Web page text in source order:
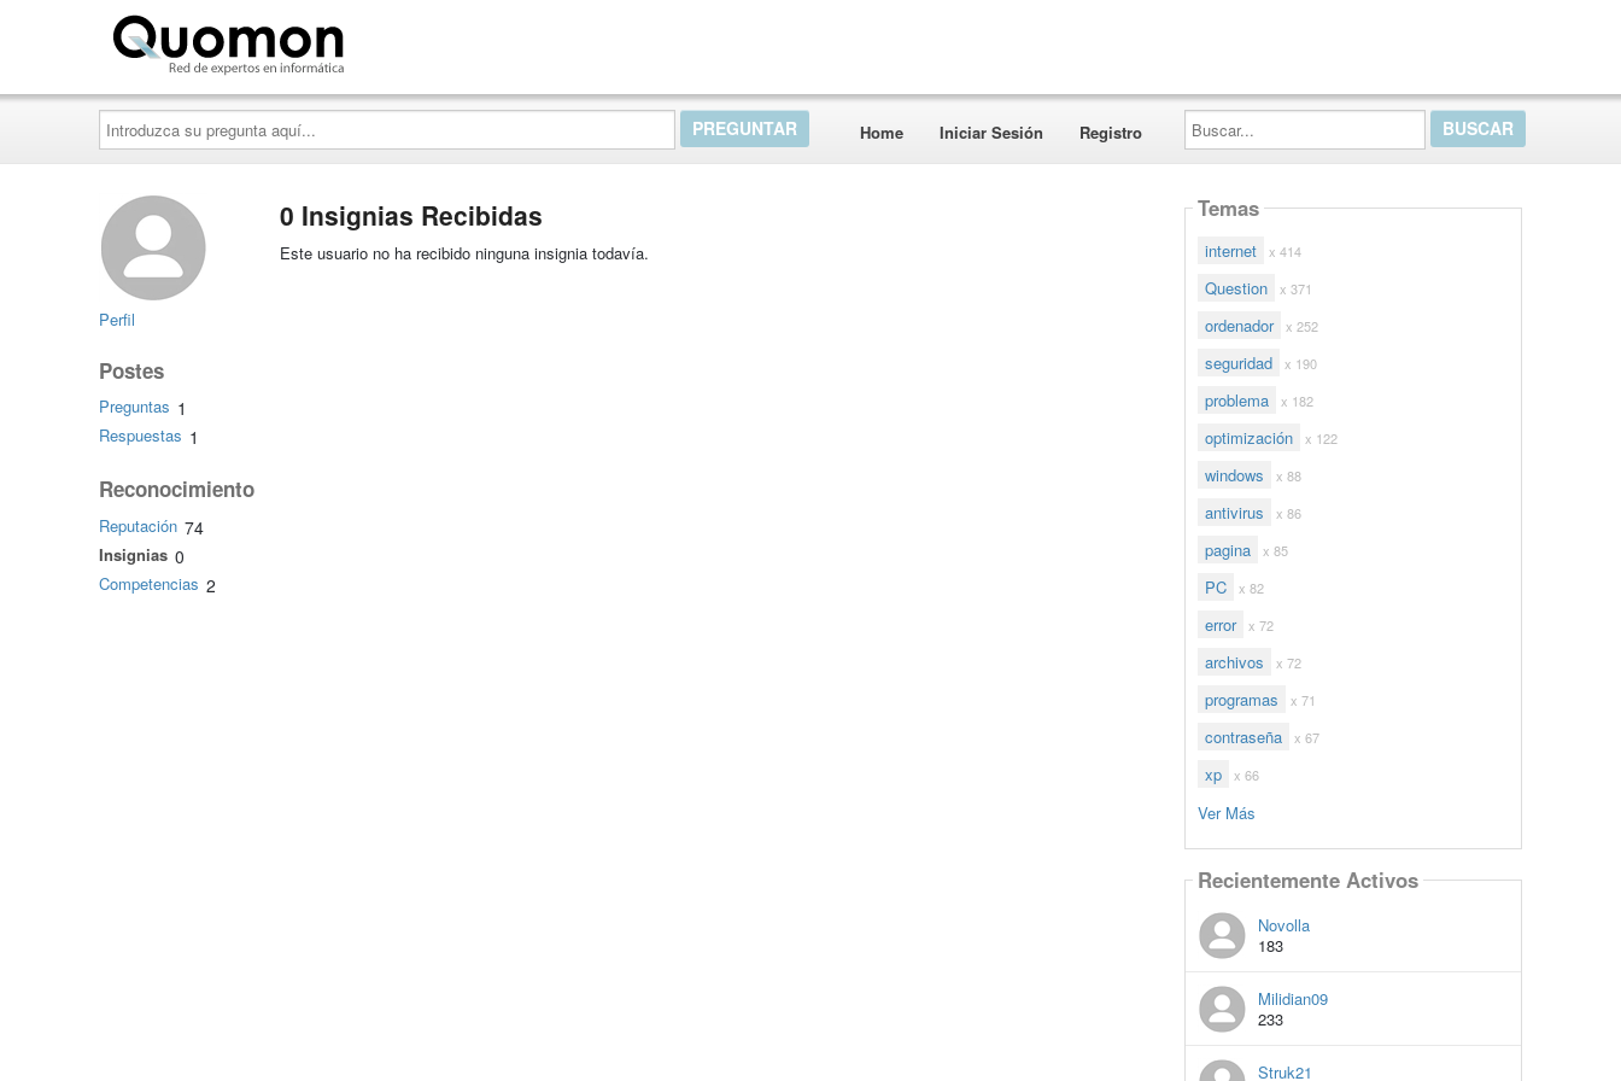
Introduzca
su
pregunta
aquí...
Home Iniciar Sesión Registro
Buscar...
Perfil
Postes
Preguntas 1
Respuestas 1
Reconocimiento
Reputación 74
Insignias 0
Competencias 2
0 Insignias Recibidas
Este usuario no ha recibido ninguna insignia todavía.
Temas
internet x 414
Question x 371
ordenador x 252
seguridad x 190
problema x 182
optimización x 122
windows x 88
antivirus x 86
pagina x 85
PC x 82
error x 72
archivos x 72
programas x 71
contraseña x 67
xp x 66
Ver Más
Recientemente Activos
Novolla
183
Milidian09
233
Struk21